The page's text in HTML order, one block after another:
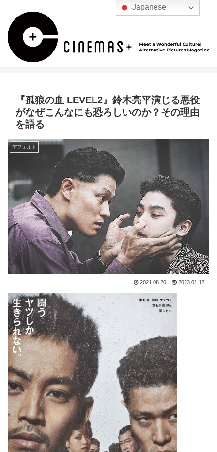
『孤狼の血 LEVEL2』鈴木亮平演じる悪役
がなぜこんなにも恐ろしいのか？その理由
を語る
デフォルト
2021.08.20 2023.01.12
Japanese